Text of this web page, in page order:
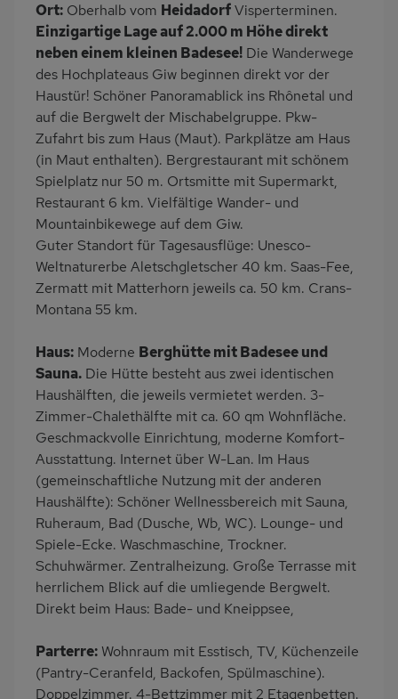
PKW-Parkplatz
Dusche/WC
Küche
Herd (2 Platten)
Backofen
Geschirrspülmaschine
Kühlschrank
Meerblick/Seeblick
Panoramablick
Ruhige Lage
Babybett
Kinderhochstuhl
Nichtraucher
Haustiere/Hund
verboten
Internet
Terrassenmöbel
Kaffeemaschine
Bergblick
Nah an See
Bettwäsche inklusive
Ort: Oberhalb vom HeidadorfVisperterminen.
Einzigartige Lage auf 2.000 m Höhe direkt
neben einem kleinen Badesee! Die Wanderwege
des Hochplateaus Giw beginnen direkt vor der
Haustür! Schöner Panoramablick ins Rhônetal und
auf die Bergwelt der Mischabelgruppe. Pkw-
Zufahrt bis zum Haus (Maut). Parkplätze am Haus
(in Maut enthalten). Bergrestaurant mit schönem
Spielplatz nur 50 m. Ortsmitte mit Supermarkt,
Restaurant 6 km. Vielfältige Wander- und
Mountainbikewege auf dem Giw.
Guter Standort für Tagesausflüge: Unesco-
Weltnaturerbe Aletschgletscher 40 km. Saas-Fee,
Zermatt mit Matterhorn jeweils ca. 50 km. Crans-
Montana 55 km.
Haus: Moderne Berghütte mit Badesee und
Sauna. Die Hütte besteht aus zwei identischen
Haushälften, die jeweils vermietet werden. 3-
Zimmer-Chalethälfte mit ca. 60 qm Wohnfläche.
Geschmackvolle Einrichtung, moderne Komfort-
Ausstattung. Internet über W-Lan. Im Haus
(gemeinschaftliche Nutzung mit der anderen
Haushälfte): Schöner Wellnessbereich mit Sauna,
Ruheraum, Bad (Dusche, Wb, WC). Lounge- und
Spiele-Ecke. Waschmaschine, Trockner.
Schuhwärmer. Zentralheizung. Große Terrasse mit
herrlichem Blick auf die umliegende Bergwelt.
Direkt beim Haus: Bade- und Kneippsee,
Parterre: Wohnraum mit Esstisch, TV, Küchenzeile
(Pantry-Ceranfeld, Backofen, Spülmaschine).
Doppelzimmer. 4-Bettzimmer mit 2 Etagenbetten.